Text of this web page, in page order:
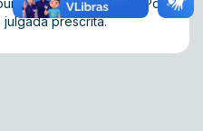
ACÓRDÃO: Por
prescrita.